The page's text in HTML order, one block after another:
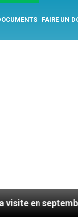
FAIRE UN
– 7 titres,